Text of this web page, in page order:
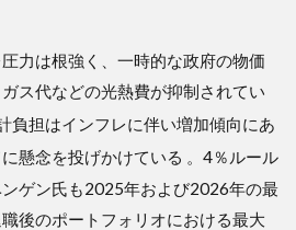
力は根強く、一時的な政府の物価
ス代などの光熱費が抑制されてい
負担はインフレに伴い増加傾向にあ
懸念を投げかけている 。4％ルール
ゲン氏も2025年および2026年の最
後のポートフォリオにおける最大